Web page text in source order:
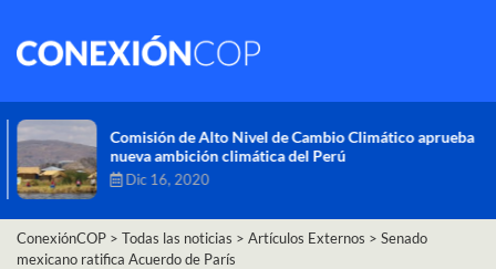
Comisión de Alto Nivel de Cambio Climático aprueba
nueva ambición climática del Perú
Dic 16, 2020
ConexiónCOP > Todas las noticias > Artículos Externos > Senado
mexicano ratifica Acuerdo de París